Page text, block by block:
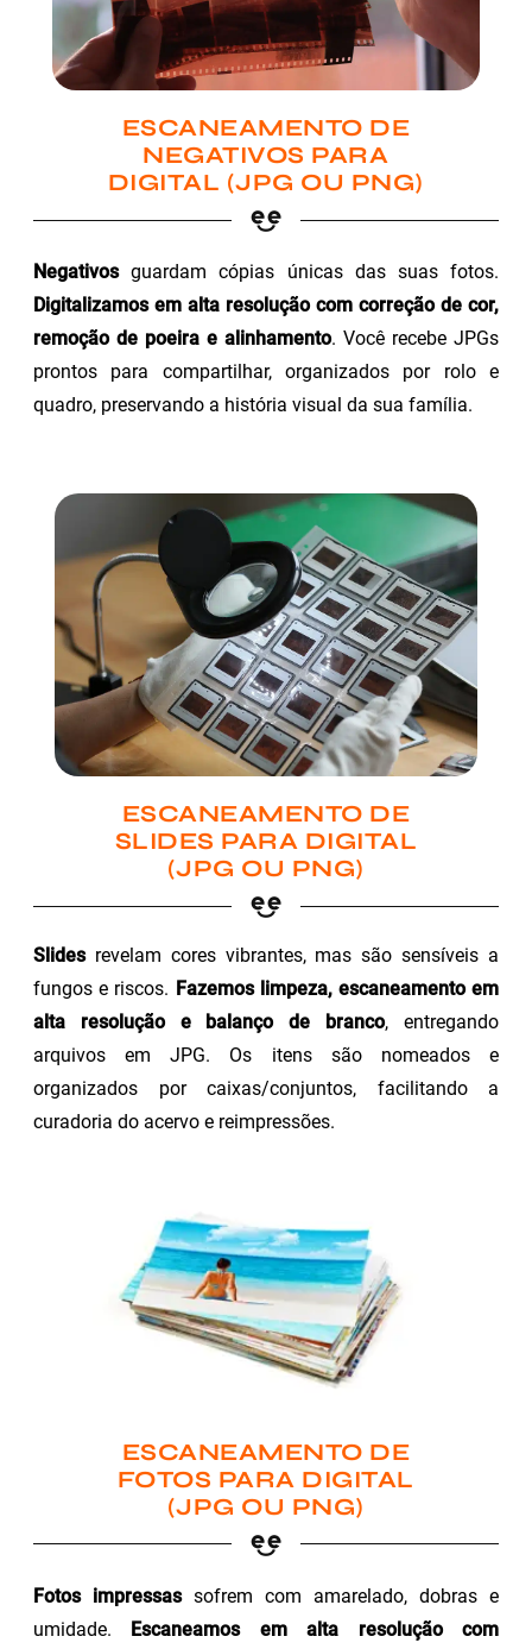
ESCANEAMENTO DE
NEGATIVOS PARA
DIGITAL (JPG OU PNG)
Negativosguardam cópias únicas das suas fotos.
Digitalizamos em alta resolução com correção de cor,
remoção de poeira e alinhamento. Você recebe JPGs
prontos para compartilhar, organizados por rolo e
quadro, preservando a história visual da sua família.
ESCANEAMENTO DE
SLIDES PARA DIGITAL
(JPG OU PNG)
Slidesrevelam cores vibrantes, mas são sensíveis a
fungos e riscos. Fazemos limpeza, escaneamento em
alta resolução e balanço de branco, entregando
arquivos em JPG. Os itens são nomeados e
organizados por caixas/conjuntos, facilitando a
curadoria do acervo e reimpressões.
ESCANEAMENTO DE
FOTOS PARA DIGITAL
(JPG OU PNG)
Fotos impressassofrem com amarelado, dobras e
umidade. Escaneamos em alta resolução com